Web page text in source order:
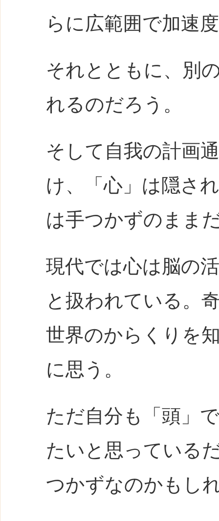
らに広範囲で加速
それとともに、別
れるのだろう。
そして自我の計画
け、「心」は隠さ
は手つかずのまま
現代では心は脳の
と扱われている。
世界のからくりを
に思う。
ただ自分も「頭」
たいと思っている
つかずなのかもし